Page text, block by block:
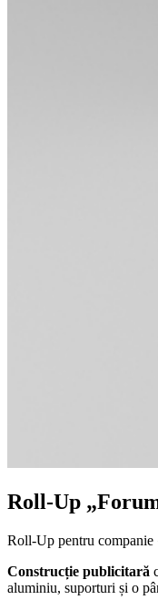
Roll-Up
Roll-Up pentru companie
Construcție publicitară
aluminiu, suporturi și o